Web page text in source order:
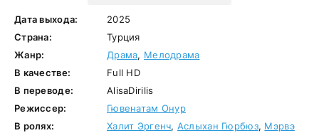
Дата выхода:
2025
Страна:
Турция
Жанр:
Драма, Мелодрама
В качестве:
Full HD
В переводе:
AlisaDirilis
Режиссер:
Гювенатам Онур
В ролях:
Халит Эргенч, Аслыхан Гюрбюз, Мэрвэ